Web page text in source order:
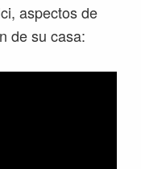
aspectos de
de su casa: